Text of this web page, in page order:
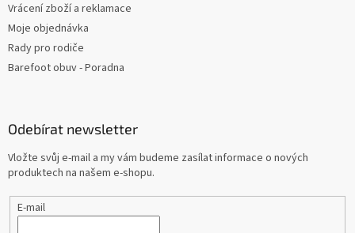
Vrácení zboží a reklamace
Moje objednávka
Rady pro rodiče
Barefoot obuv - Poradna
Odebírat newsletter
Vložte svůj e-mail a my vám budeme zasílat informace o nových
produktech na našem e-shopu.
E-mail